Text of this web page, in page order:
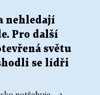
nehledají
Pro další
světu
se lídři